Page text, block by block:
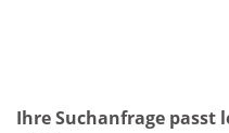
Ihre Suchanfrage passt